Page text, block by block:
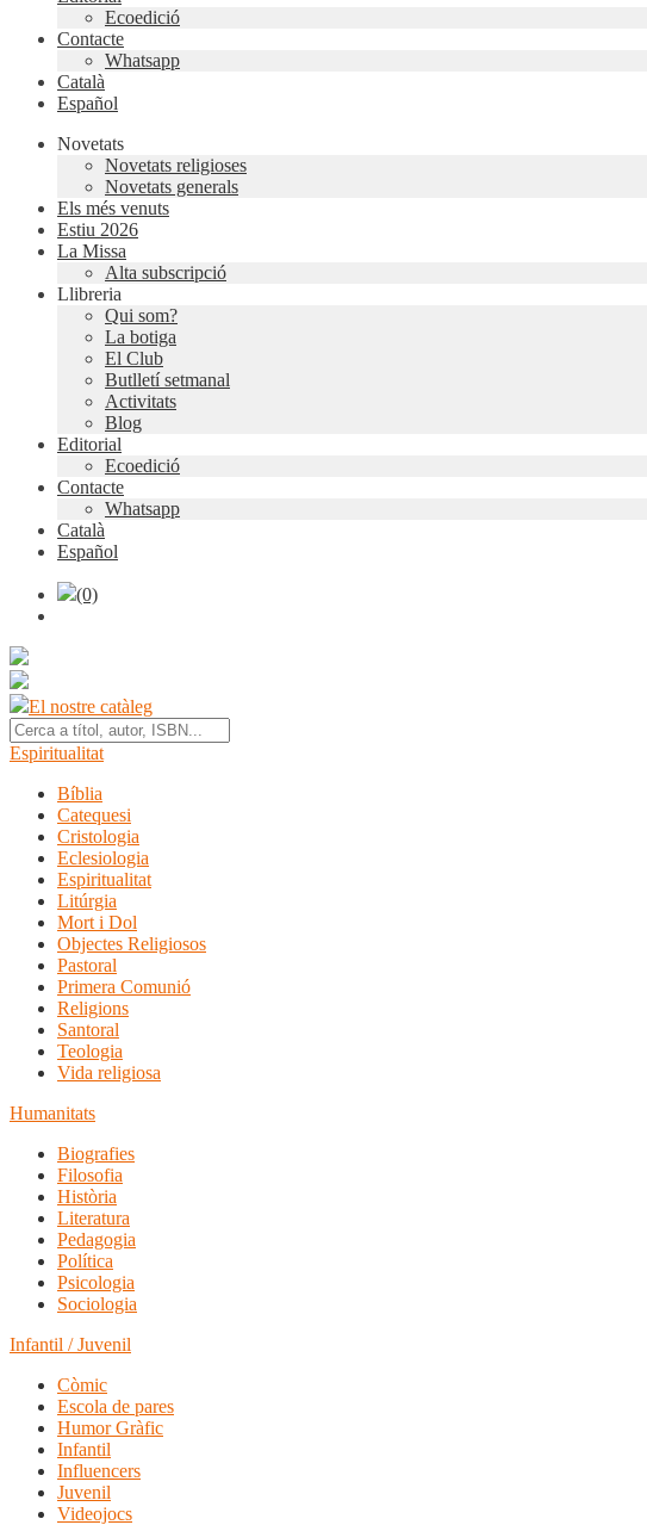
Ecoedició
Contacte
Whatsapp
Català
Español
Novetats
Novetats religioses
Novetats generals
Els més venuts
Estiu 2026
La Missa
Alta subscripció
Llibreria
Qui som?
La botiga
El Club
Butlletí setmanal
Activitats
Blog
Editorial
Ecoedició
Contacte
Whatsapp
Català
Español
(0)
El nostre catàleg
Espiritualitat
Bíblia
Catequesi
Cristologia
Eclesiologia
Espiritualitat
Litúrgia
Mort i Dol
Objectes Religiosos
Pastoral
Primera Comunió
Religions
Santoral
Teologia
Vida religiosa
Humanitats
Biografies
Filosofia
Història
Literatura
Pedagogia
Política
Psicologia
Sociologia
Infantil / Juvenil
Còmic
Escola de pares
Humor Gràfic
Infantil
Influencers
Juvenil
Videojocs